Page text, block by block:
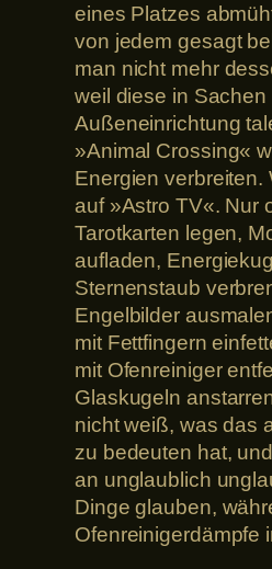
eines Platzes
von jedem gesagt
man nicht mehr
weil diese in Sachen
Außeneinrichtung
»Animal Crossing«
Energien verbreiten.
auf »Astro TV«. Nur
Tarotkarten legen,
aufladen,
Sternenstaub
Engelbilder
mit Fettfingern
mit Ofenreiniger
Glaskugeln
nicht weiß, was das
zu bedeuten hat,
an unglaublich
Dinge glauben,
Ofenreinigerdämpfe